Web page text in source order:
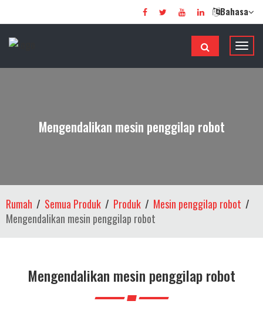
Bahasa
T
Mengendalikan mesin penggilap robot
Rumah Semua Produk Produk
Mesin penggilap robot
Mengendalikan mesin penggilap robot
Mengendalikan mesin penggilap robot